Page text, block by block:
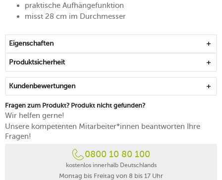
praktische Aufhängefunktion
misst 28 cm im Durchmesser
Eigenschaften
Produktsicherheit
Kundenbewertungen
Fragen zum Produkt? Produkt nicht gefunden?
Wir helfen gerne!
Unsere kompetenten Mitarbeiter*innen beantworten Ihre
Fragen!
0800 10 80 100
kostenlos innerhalb Deutschlands
Montag bis Freitag von 8 bis 17 Uhr